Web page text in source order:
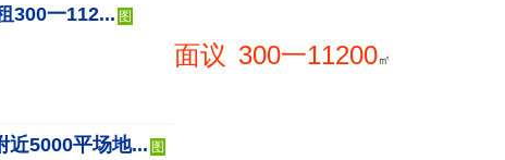
300一112... 图
面议 300一11200㎡
近5000平场地... 图